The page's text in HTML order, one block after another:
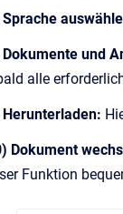
und
alle
Dokument
Funktion